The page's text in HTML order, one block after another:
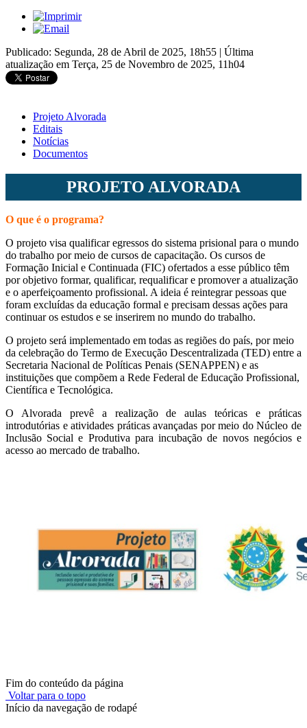
Publicado: Segunda, 28 de Abril de 2025, 18h55 | Última
atualização em Terça, 25 de Novembro de 2025, 11h04
Projeto Alvorada
Editais
Notícias
Documentos
PROJETO ALVORADA
O que é o programa?
O projeto visa qualificar egressos do sistema prisional para o mundo
do trabalho por meio de cursos de capacitação. Os cursos de
Formação Inicial e Continuada (FIC) ofertados a esse público têm
por objetivo formar, qualificar, requalificar e promover a atualização
e o aperfeiçoamento profissional. A ideia é reintegrar pessoas que
foram excluídas da educação formal e precisam dessas ações para
continuar os estudos e se inserirem no mundo do trabalho.
O projeto será implementado em todas as regiões do país, por meio
da celebração do Termo de Execução Descentralizada (TED) entre a
Secretaria Nacional de Políticas Penais (SENAPPEN) e as
instituições que compõem a Rede Federal de Educação Profissional,
Científica e Tecnológica.
O Alvorada prevê a realização de aulas teóricas e práticas
introdutórias e atividades práticas avançadas por meio do Núcleo de
Inclusão Social e Produtiva para incubação de novos negócios e
acesso ao mercado de trabalho.
Fim do conteúdo da página
Voltar para o topo
Início da navegação de rodapé